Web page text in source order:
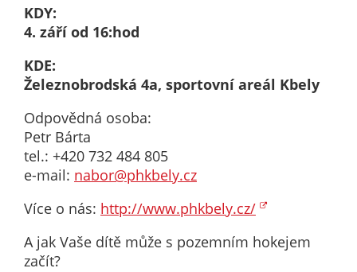
KDY:
4. září od 16:hod
KDE:
Železnobrodská 4a, sportovní areál Kbely
Odpovědná osoba:
Petr Bárta
tel.: +420 732 484 805
e-mail: nabor@phkbely.cz
Více o nás: http://www.phkbely.cz/
A jak Vaše dítě může s pozemním hokejem
začít?
cookies
našeho webu
a našich
reklamních